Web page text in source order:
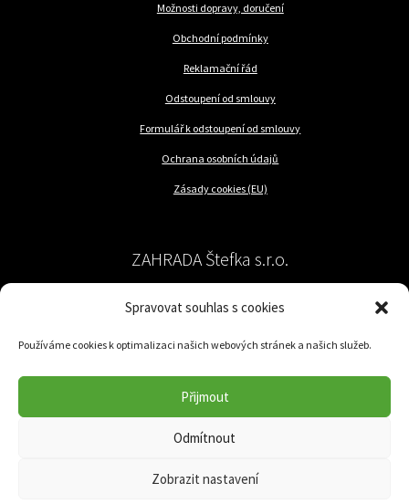
Spravovat souhlas s cookies
Používáme cookies k optimalizaci našich webových stránek a našich služeb.
Přijmout
Odmítnout
Zobrazit nastavení
Možnosti dopravy, doručení
Obchodní podmínky
Reklamační řád
Odstoupení od smlouvy
Formulář k odstoupení od smlouvy
Ochrana osobních údajů
Zásady cookies (EU)
ZAHRADA Štefka s.r.o.
779 00 Olomouc-Nedvězí
IČ: 05049831
DIČ: CZ05049831